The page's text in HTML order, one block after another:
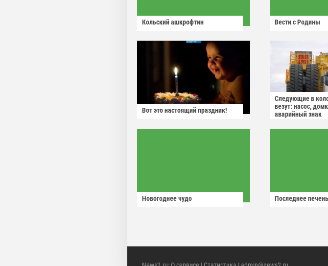
Кольский ашкрофтин Вести с Родины
Вот это настоящий праздник!
Следующие в
везут: насос,
аварийный знак
Новогоднее чудо Последнее